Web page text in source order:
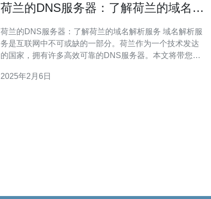
荷兰的DNS服务器：了解荷兰的域名解
荷兰的DNS服务器：了解荷兰的域名解析服务 域名解析服
务是互联网中不可或缺的一部分。荷兰作为一个技术发达
的国家，拥有许多高效可靠的DNS服务器。本文将带您了
其高速、稳定和安全著称。这些服务器广泛分布在全球各
2025年2月6日